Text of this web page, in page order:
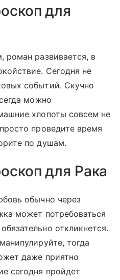
для
роман развивается, в
Сегодня не
событий. Скучно
можно
хлопоты совсем не
проведите время
по душам.
для Рака
обычно через
может потребоваться
откликнется.
тогда
даже приятно
сегодня пройдет